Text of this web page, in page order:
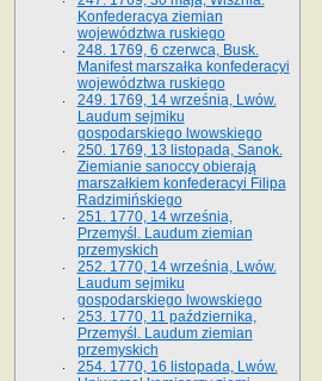
Konfederacya ziemian
województwa ruskiego
248. 1769, 6 czerwca, Busk.
Manifest marszałka konfederacyi
województwa ruskiego
249. 1769, 14 września, Lwów.
Laudum sejmiku
gospodarskiego lwowskiego
250. 1769, 13 listopada, Sanok.
Ziemianie sanoccy obierają
marszałkiem konfederacyi Filipa
Radzimińskiego
251. 1770, 14 września,
Przemyśl. Laudum ziemian
przemyskich
252. 1770, 14 września, Lwów.
Laudum sejmiku
gospodarskiego lwowskiego
253. 1770, 11 października,
Przemyśl. Laudum ziemian
przemyskich
254. 1770, 16 listopada, Lwów.